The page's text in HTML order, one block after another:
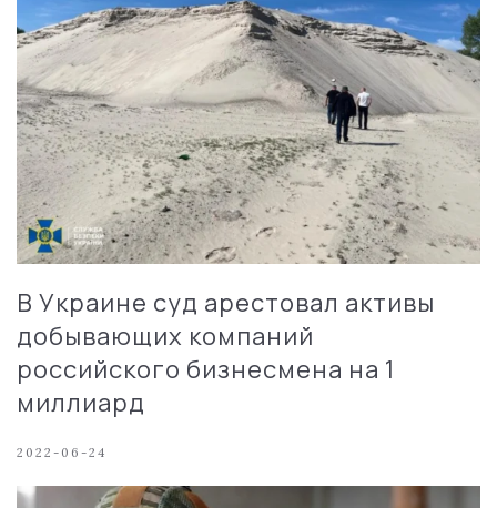
В Украине суд арестовал активы
добывающих компаний
российского бизнесмена на 1
миллиард
2022-06-24